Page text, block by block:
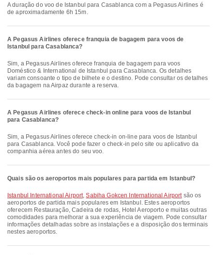
A duração do voo de Istanbul para Casablanca com a Pegasus Airlines é
de aproximadamente 6h 15m.
A Pegasus Airlines oferece franquia de bagagem para voos de
Istanbul para Casablanca?
Sim, a Pegasus Airlines oferece franquia de bagagem para voos
Doméstico & International de Istanbul para Casablanca. Os detalhes
variam consoante o tipo de bilhete e o destino. Pode consultar os detalhes
da bagagem na Airpaz durante a reserva.
A Pegasus Airlines oferece check-in online para voos de Istanbul
para Casablanca?
Sim, a Pegasus Airlines oferece check-in on-line para voos de Istanbul
para Casablanca. Você pode fazer o check-in pelo site ou aplicativo da
companhia aérea antes do seu voo.
Quais são os aeroportos mais populares para partida em Istanbul?
Istanbul International Airport,Sabiha Gokcen International Airportsão os
aeroportos de partida mais populares em Istanbul. Estes aeroportos
oferecem Restauração, Cadeira de rodas, Hotel Aeroporto e muitas outras
comodidades para melhorar a sua experiência de viagem. Pode consultar
informações detalhadas sobre as instalações e a disposição dos terminais
nestes aeroportos.